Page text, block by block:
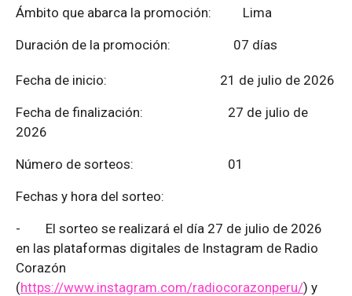
Ámbito que abarca la promoción: Lima
Duración de la promoción: 07 días
Fecha de inicio: 21 de julio de 2026
Fecha de finalización:
27 de julio de
2026
Número de sorteos: 01
Fechas y hora del sorteo:
- El sorteo se realizará el día 27 de julio de 2026
en las plataformas digitales de Instagram de Radio
Corazón
(https://www.instagram.com/radiocorazonperu/) y